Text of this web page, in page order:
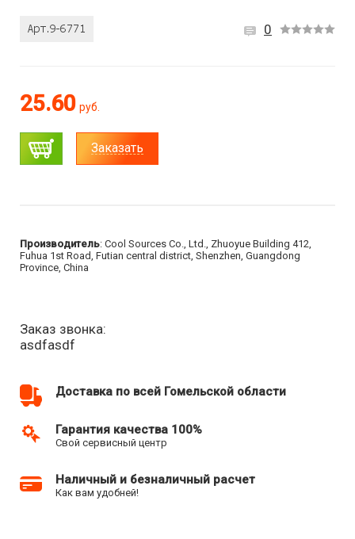
0
25.60 руб.
Заказать
Производитель: Cool Sources Co., Ltd., Zhuoyue Building 412,
Fuhua 1st Road, Futian central district, Shenzhen, Guangdong
Province, China
Заказ звонка:
asdfasdf
Доставка по всей Гомельской области
Гарантия качества 100%
Свой сервисный центр
Наличный и безналичный расчет
Как вам удобней!